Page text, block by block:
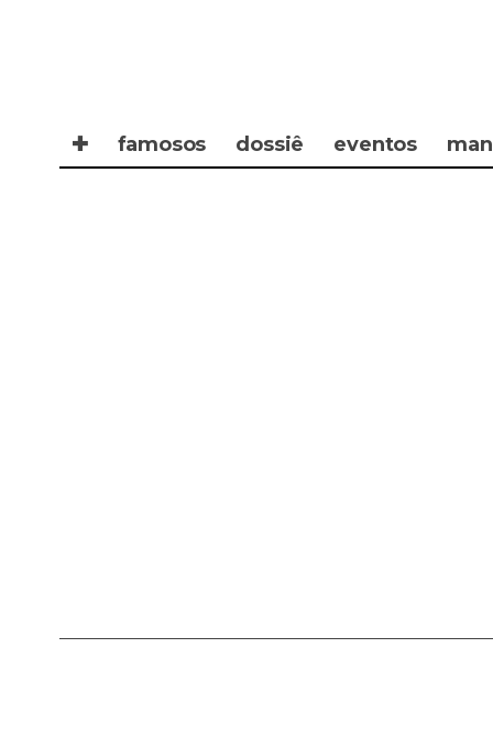
✚ famosos dossiê eventos